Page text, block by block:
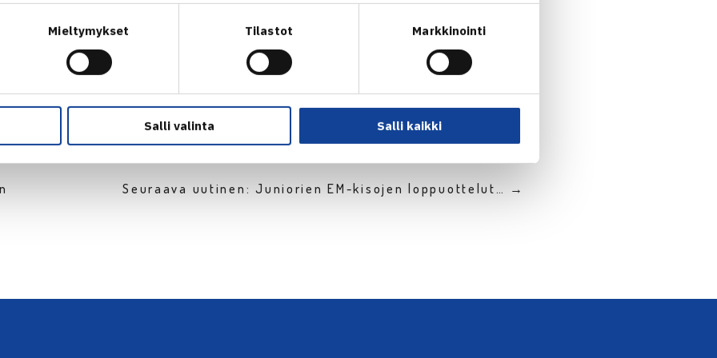
Mieltymykset Tilastot Markkinointi
Salli valinta Salli kaikki
Seuraava uutinen: Juniorien EM-kisojen loppuottelut… →